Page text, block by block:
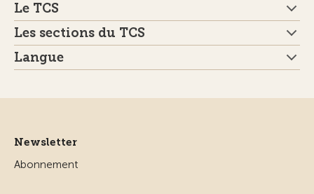
Le TCS
Les sections du TCS
Langue
Newsletter
Abonnement